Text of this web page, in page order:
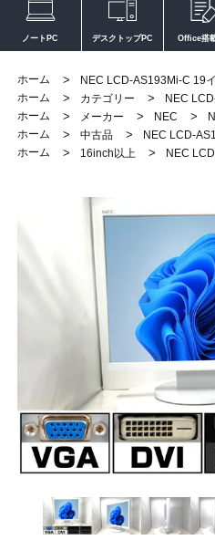
ノートPC デスクトップPC Office搭
ホーム >
NEC LCD-AS193Mi-C 19
ホーム
> カテゴリー >
NEC
ホーム
> メーカー > NEC >
ホーム
> 中古品 >
NEC LCD-
ホーム
> 16inch以上 > NEC